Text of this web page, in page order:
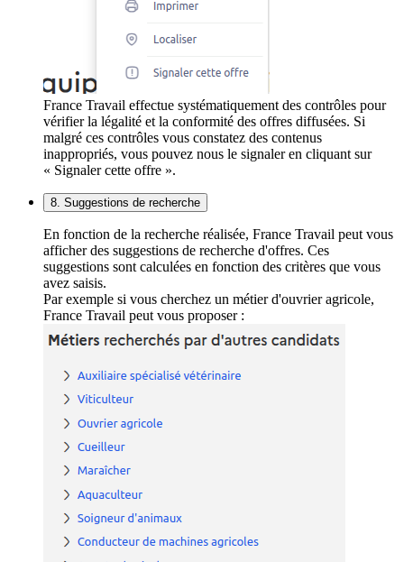
France Travail effectue systématiquement des contrôles pour
vérifier la légalité et la conformité des offres diffusées. Si
malgré ces contrôles vous constatez des contenus
inappropriés, vous pouvez nous le signaler en cliquant sur
« Signaler cette offre ».
8. Suggestions de recherche
En fonction de la recherche réalisée, France Travail peut vous
afficher des suggestions de recherche d'offres. Ces
suggestions sont calculées en fonction des critères que vous
avez saisis.
Par exemple si vous cherchez un métier d'ouvrier agricole,
France Travail peut vous proposer :